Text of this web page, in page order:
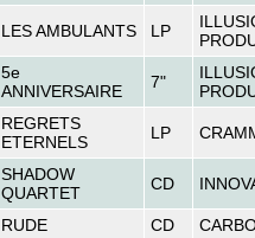
LES AMBULANTS LP
5e
ANNIVERSAIRE
7"
REGRETS
ETERNELS
LP
SHADOW
QUARTET
CD
RUDE CD